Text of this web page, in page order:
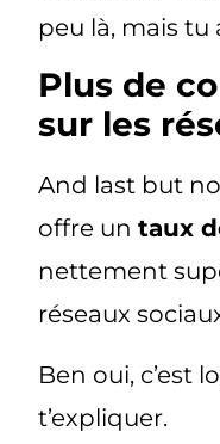
peu là, mais tu
Plus de
sur les
And last but
offre untaux
nettement
réseaux
Ben oui, c’est
t’expliquer.